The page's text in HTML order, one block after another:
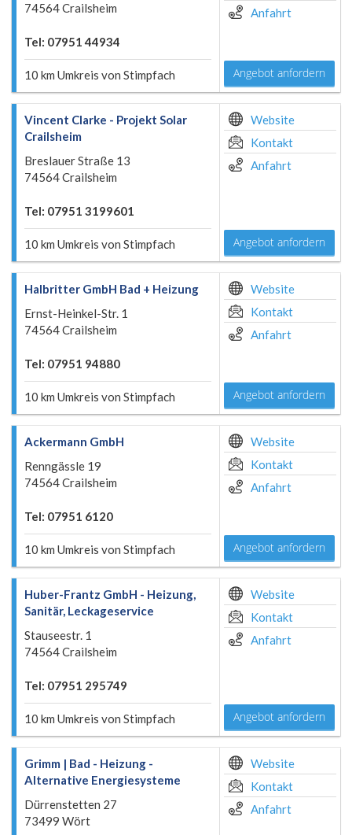
74564 Crailsheim
Tel: 07951 44934
10 km Umkreis von Stimpfach
Anfahrt
Angebot anfordern
Vincent Clarke - Projekt Solar
Crailsheim
Breslauer Straße 13
74564 Crailsheim
Tel: 07951 3199601
10 km Umkreis von Stimpfach
Website
Kontakt
Anfahrt
Angebot anfordern
Halbritter GmbH Bad + Heizung
Ernst-Heinkel-Str. 1
74564 Crailsheim
Tel: 07951 94880
10 km Umkreis von Stimpfach
Website
Kontakt
Anfahrt
Angebot anfordern
Ackermann GmbH
Renngässle 19
74564 Crailsheim
Tel: 07951 6120
10 km Umkreis von Stimpfach
Website
Kontakt
Anfahrt
Angebot anfordern
Huber-Frantz GmbH - Heizung,
Sanitär, Leckageservice
Stauseestr. 1
74564 Crailsheim
Tel: 07951 295749
10 km Umkreis von Stimpfach
Website
Kontakt
Anfahrt
Angebot anfordern
Grimm | Bad - Heizung -
Alternative Energiesysteme
Dürrenstetten 27
73499 Wört
Website
Kontakt
Anfahrt